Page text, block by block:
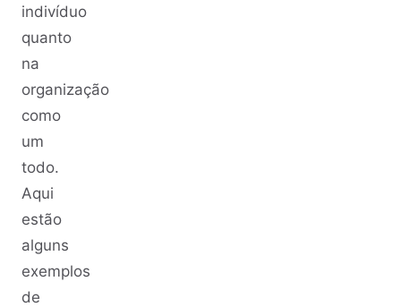
indivíduo
quanto
na
organização
como
um
todo.
Aqui
estão
alguns
exemplos
de